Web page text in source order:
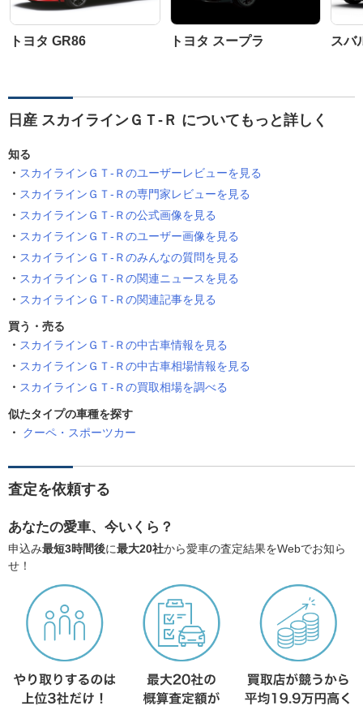
トヨタ GR86 トヨタ スープラ スバ
日産 スカイラインＧＴ‐Ｒ についてもっと詳しく
知る
スカイラインＧＴ‐Ｒのユーザーレビューを見る
スカイラインＧＴ‐Ｒの専門家レビューを見る
スカイラインＧＴ‐Ｒの公式画像を見る
スカイラインＧＴ‐Ｒのユーザー画像を見る
スカイラインＧＴ‐Ｒのみんなの質問を見る
スカイラインＧＴ‐Ｒの関連ニュースを見る
スカイラインＧＴ‐Ｒの関連記事を見る
買う・売る
スカイラインＧＴ‐Ｒの中古車情報を見る
スカイラインＧＴ‐Ｒの中古車相場情報を見る
スカイラインＧＴ‐Ｒの買取相場を調べる
似たタイプの車種を探す
クーペ・スポーツカー
査定を依頼する
あなたの愛車、今いくら？
申込み最短3時間後に最大20社から愛車の査定結果をWebでお知ら
せ！